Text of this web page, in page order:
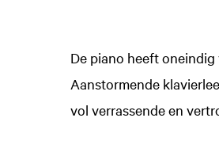
De piano heeft
Aanstormende
vol verrassende en